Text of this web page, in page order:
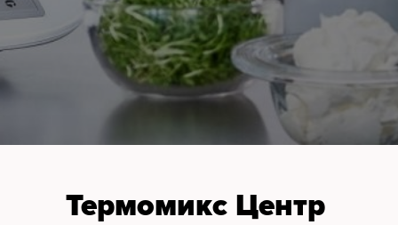
Термомикс Центр